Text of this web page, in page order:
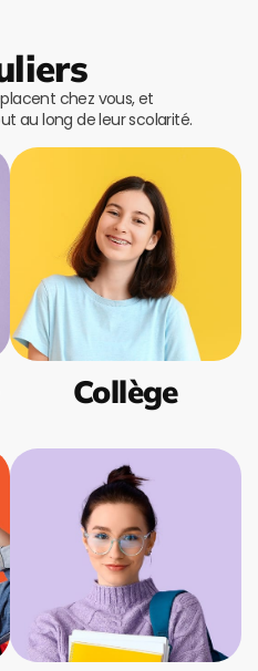
chez vous, et
au long de leur scolarité.
Collège